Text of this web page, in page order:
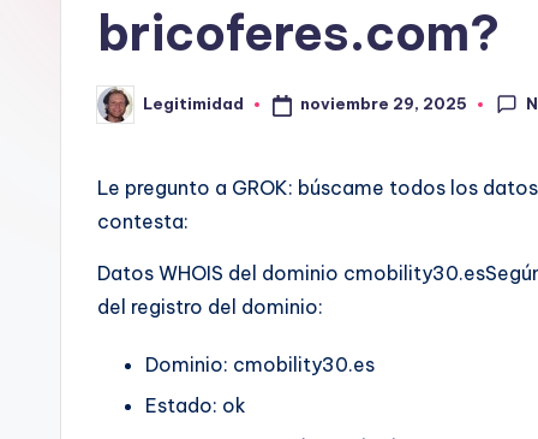
G
bricoferes.com?
Publicado
por
Legitimidad noviembre 29, 2025
Le pregunto a GROK: búscame todos los
contesta:
Datos WHOIS del dominio
del registro del dominio:
Dominio: cmobility30.es
Estado: ok